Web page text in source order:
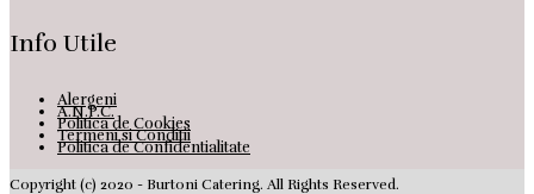
Info Utile
Alergeni
A.N.P.C.
Politica de Cookies
Termeni si Conditii
Politica de Confidentialitate
Copyright (c) 2020 - Burtoni Catering. All Rights Reserved.